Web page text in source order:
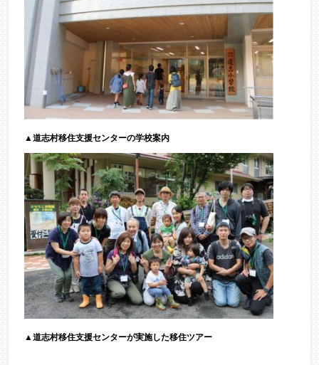
▲道志村移住支援センターの学校案内
▲道志村移住支援センターが実施した移住ツアー​